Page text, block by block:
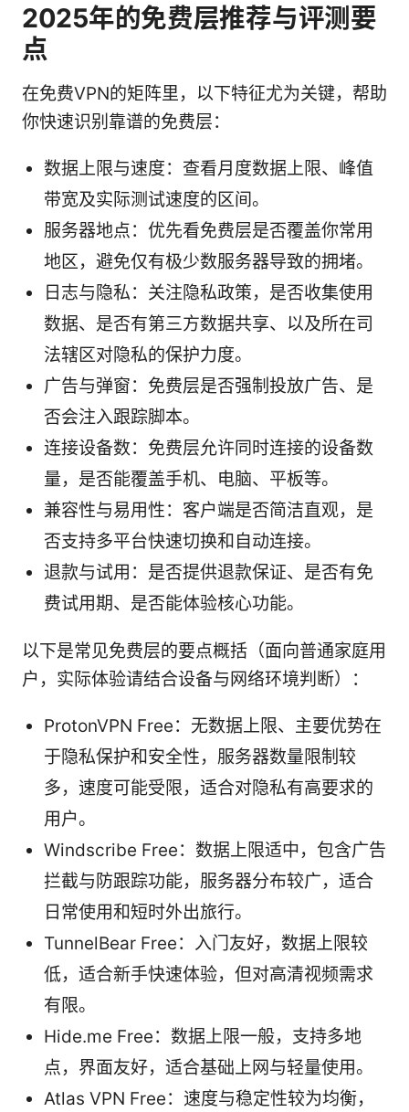
2025年的免费层推荐与评测要
点
在免费VPN的矩阵里，以下特征尤为关键，帮助
你快速识别靠谱的免费层：
数据上限与速度：查看月度数据上限、峰值
带宽及实际测试速度的区间。
服务器地点：优先看免费层是否覆盖你常用
地区，避免仅有极少数服务器导致的拥堵。
日志与隐私：关注隐私政策，是否收集使用
数据、是否有第三方数据共享、以及所在司
法辖区对隐私的保护力度。
广告与弹窗：免费层是否强制投放广告、是
否会注入跟踪脚本。
连接设备数：免费层允许同时连接的设备数
量，是否能覆盖手机、电脑、平板等。
兼容性与易用性：客户端是否简洁直观，是
否支持多平台快速切换和自动连接。
退款与试用：是否提供退款保证、是否有免
费试用期、是否能体验核心功能。
以下是常见免费层的要点概括（面向普通家庭用
户，实际体验请结合设备与网络环境判断）：
ProtonVPN Free：无数据上限、主要优势在
于隐私保护和安全性，服务器数量限制较
多，速度可能受限，适合对隐私有高要求的
用户。
Windscribe Free：数据上限适中，包含广告
拦截与防跟踪功能，服务器分布较广，适合
日常使用和短时外出旅行。
TunnelBear Free：入门友好，数据上限较
低，适合新手快速体验，但对高清视频需求
有限。
Hide.me Free：数据上限一般，支持多地
点，界面友好，适合基础上网与轻量使用。
Atlas VPN Free：速度与稳定性较为均衡，